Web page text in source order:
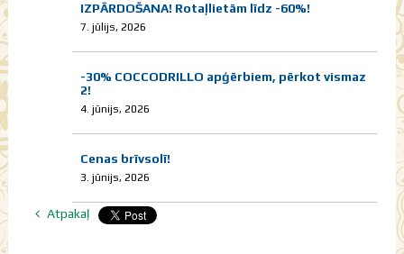
IZPĀRDOŠANA! Rotaļlietām līdz -60%!
7. jūlijs, 2026
-30% COCCODRILLO apģērbiem, pērkot vismaz
2!
4. jūnijs, 2026
Cenas brīvsolī!
3. jūnijs, 2026
Atpakaļ